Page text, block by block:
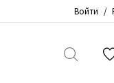
Войти /